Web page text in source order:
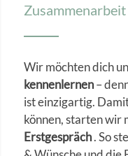
Zusammenarbeit
Wir möchten dich
kennenlernen–
ist einzigartig.
können, starten wir
Erstgespräch. So